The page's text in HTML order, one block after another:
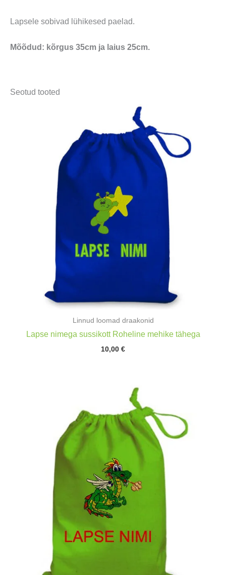
Lapsele sobivad lühikesed paelad.
Mõõdud: kõrgus 35cm ja laius 25cm.
Seotud tooted
Linnud loomad draakonid
Lapse nimega sussikott Roheline mehike tähega
10,00 €